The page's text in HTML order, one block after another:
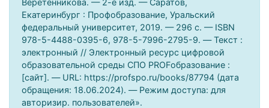
Екатеринбург : Профобразование, Уральский
федеральный университет, 2019. — 296 c. — ISBN
978-5-4488-0395-6, 978-5-7996-2795-9. — Текст :
электронный // Электронный ресурс цифровой
образовательной среды СПО PROFобразование :
[сайт]. — URL: https://profspo.ru/books/87794 (дата
обращения: 18.06.2024). — Режим доступа: для
авторизир. пользователей».